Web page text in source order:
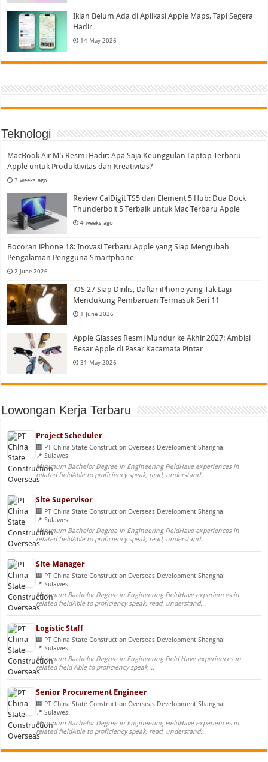
Iklan Belum Ada di Aplikasi Apple Maps, Tapi Segera
Hadir
14 May 2026
Teknologi
MacBook Air M5 Resmi Hadir: Apa Saja Keunggulan Laptop Terbaru
Apple untuk Produktivitas dan Kreativitas?
3 weeks ago
Review CalDigit TS5 dan Element 5 Hub: Dua Dock
Thunderbolt 5 Terbaik untuk Mac Terbaru Apple
4 weeks ago
Bocoran iPhone 18: Inovasi Terbaru Apple yang Siap Mengubah
Pengalaman Pengguna Smartphone
2 June 2026
iOS 27 Siap Dirilis, Daftar iPhone yang Tak Lagi
Mendukung Pembaruan Termasuk Seri 11
1 June 2026
Apple Glasses Resmi Mundur ke Akhir 2027: Ambisi
Besar Apple di Pasar Kacamata Pintar
31 May 2026
Lowongan Kerja Terbaru
Project Scheduler
PT China State Construction Overseas Development Shanghai
Sulawesi
Minimum Bachelor Degree in Engineering FieldHave experiences in
related fieldAble to proficiency speak, read, understand...
Site Supervisor
PT China State Construction Overseas Development Shanghai
Sulawesi
Minimum Bachelor Degree in Engineering FieldHave experiences in
related fieldAble to proficiency speak, read, understand...
Site Manager
PT China State Construction Overseas Development Shanghai
Sulawesi
Minimum Bachelor Degree in Engineering FieldHave experiences in
related fieldAble to proficiency speak, read, understand...
Logistic Staff
PT China State Construction Overseas Development Shanghai
Sulawesi
Minimum Bachelor Degree in Engineering Field Have experiences in
related field Able to proficiency speak,...
Senior Procurement Engineer
PT China State Construction Overseas Development Shanghai
Sulawesi
Minimum Bachelor Degree in Engineering FieldHave experiences in
related fieldAble to proficiency speak, read, understand...